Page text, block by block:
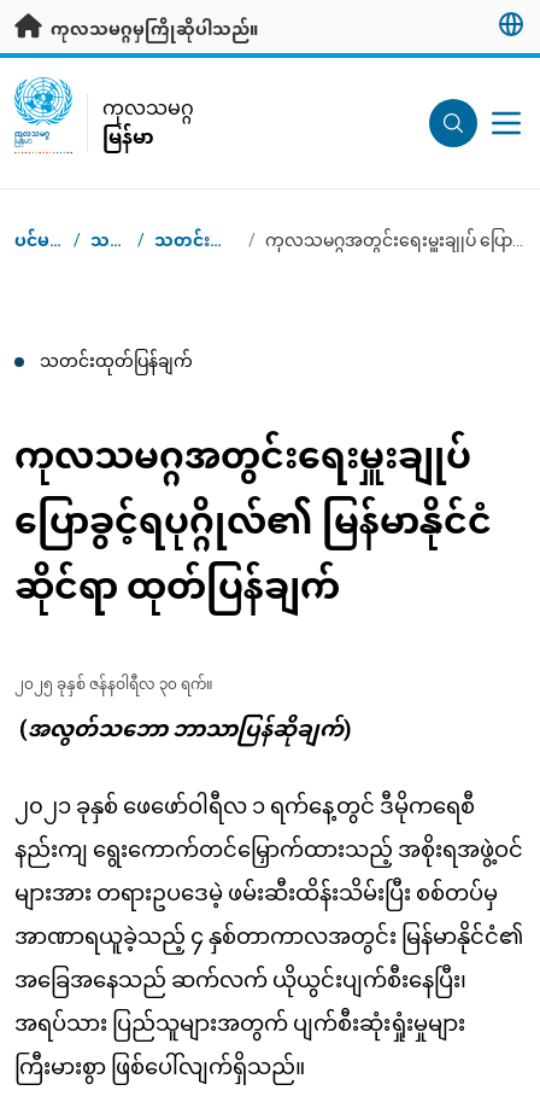
ပင်မအကြောင်းအရာသို့ သွားရန်
ကုလသမဂ္ဂမှကြိုဆိုပါသည်။
UN Logo
ကုလသမဂ္ဂ
မြန်မာ
ကုလသမဂ္ဂ
မြန်မာ
Breadcrumb
ပင်မစာမျက်နှာ / သတင်းဌာန / သတင်းထုတ်ပြန်ချက်များ /
သတင်းထုတ်ပြန်ချက်
ကုလသမဂ္ဂအတွင်းရေးမှူးချုပ်
ပြောခွင့်ရပုဂ္ဂိုလ်၏ မြန်မာနိုင်ငံ
ဆိုင်ရာ ထုတ်ပြန်ချက်
၂၀၂၅ ခုနှစ် ဇန်နဝါရီလ ၃၀ ရက်။
(အလွတ်သဘော ဘာသာပြန်ဆိုချက်)
၂၀၂၁ ခုနှစ် ဖေဖော်ဝါရီလ ၁ ရက်နေ့တွင် ဒီမိုကရေစီ
နည်းကျ ရွေးကောက်တင်မြှောက်ထားသည့် အစိုးရအဖွဲ့ဝင်
များအား တရားဥပဒေမဲ့ ဖမ်းဆီးထိန်းသိမ်းပြီး စစ်တပ်မှ
အာဏာရယူခဲ့သည့် ၄ နှစ်တာကာလအတွင်း မြန်မာနိုင်ငံ၏
အခြေအနေသည် ဆက်လက် ယိုယွင်းပျက်စီးနေပြီး၊
အရပ်သား ပြည်သူများအတွက် ပျက်စီးဆုံးရှုံးမှုများ
ကြီးမားစွာ ဖြစ်ပေါ်လျက်ရှိသည်။